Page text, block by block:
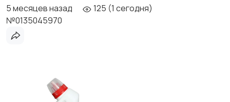
5 месяцев назад
125 (1 сегодня)
№0135045970